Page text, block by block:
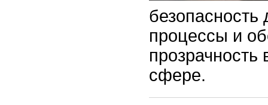
процессы и
прозрачность
сфере.